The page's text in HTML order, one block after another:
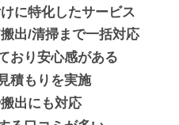
に特化したサービス
出/清掃まで一括対応
おり安心感がある
積もりを実施
出にも対応